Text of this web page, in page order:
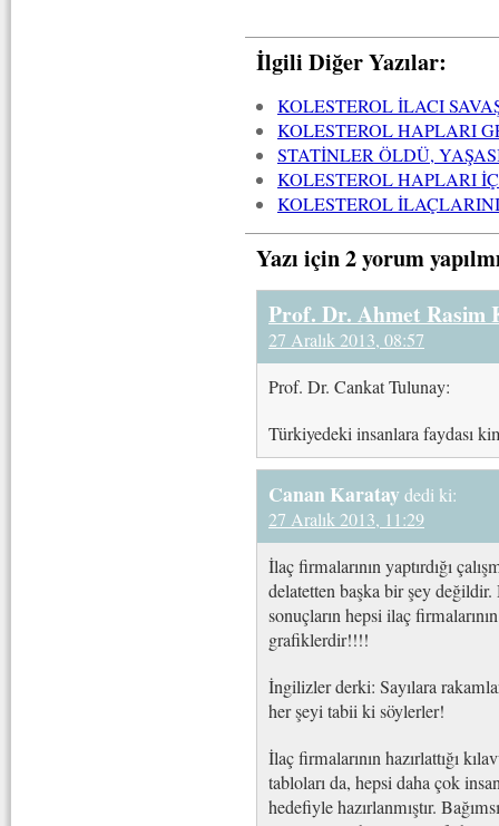
İlgili Diğer Yazılar:
KOLESTEROL İLACI
KOLESTEROL HAPLARI
STATİNLER ÖLDÜ,
KOLESTEROL HAPLARI
KOLESTEROL
Yazı için 2 yorum
Prof. Dr. Ahmet Rasim
27 Aralık 2013, 08:57
Prof. Dr. Cankat Tulunay:
Türkiyedeki insanlara faydası
Canan Karatay dedi ki:
27 Aralık 2013, 11:29
İlaç firmalarının yaptırdığı
delatetten başka bir şey
sonuçların hepsi ilaç
grafiklerdir!!!!
İngilizler derki: Sayılara
her şeyi tabii ki söylerler!
İlaç firmalarının hazırlattığı
tabloları da, hepsi daha çok
hedefiyle hazırlanmıştır.